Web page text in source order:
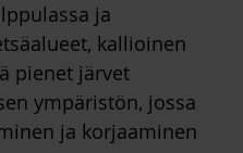
ja
kallioinen
pienet järvet
ympäristön, jossa
ja korjaaminen